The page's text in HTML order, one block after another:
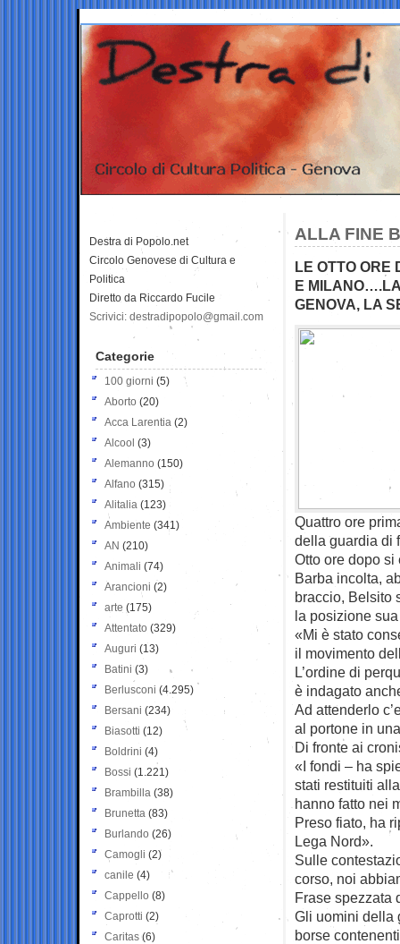
ALLA FINE
LE OTTO ORE
E
GENOVA, LA
Quattro ore
della guardia di
Otto ore dopo si
Barba incolta,
braccio, Belsito
la posizione
«Mi è stato
il movimento
L’ordine di
è indagato
Ad attenderlo
al portone in
Di fronte ai
«I fondi – ha
stati restituiti
hanno fatto nei
Preso fiato, ha
Lega Nord».
Sulle
corso, noi
Frase spezzata
Gli uomini della
borse
Destra di Popolo.net
Circolo Genovese di Cultura e
Politica
Diretto da Riccardo Fucile
Scrivici: destradipopolo@gmail.com
Categorie
100 giorni (5)
Aborto (20)
Acca Larentia (2)
Alcool (3)
Alemanno (150)
Alfano (315)
Alitalia (123)
Ambiente (341)
AN (210)
Animali (74)
Arancioni (2)
arte (175)
Attentato (329)
Auguri (13)
Batini (3)
Berlusconi (4.295)
Bersani (234)
Biasotti (12)
Boldrini (4)
Bossi (1.221)
Brambilla (38)
Brunetta (83)
Burlando (26)
Camogli (2)
canile (4)
Cappello (8)
Caprotti (2)
Caritas (6)